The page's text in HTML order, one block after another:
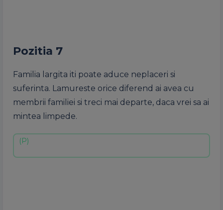
Pozitia 7
Familia largita iti poate aduce neplaceri si
suferinta. Lamureste orice diferend ai avea cu
membrii familiei si treci mai departe, daca vrei sa ai
mintea limpede.